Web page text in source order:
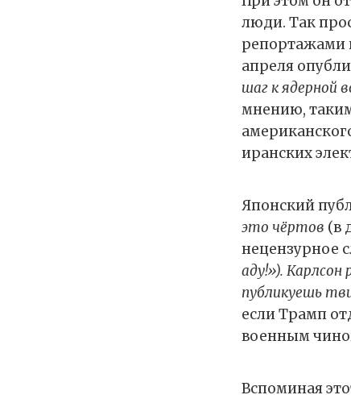
люди. Так
репортажами
апреля
шаг к ядерной
мнению,
иранских
Японский
это чёртов (в
нецензурное
аду!»).
публикуешь
если Трамп
военным
Вспоминая